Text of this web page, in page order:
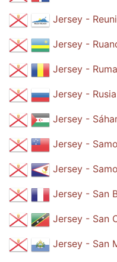
Jersey -
Jersey -
Jersey -
Jersey - Rusia
Jersey -
Jersey -
Jersey -
Jersey - San
Jersey - San
Jersey - San